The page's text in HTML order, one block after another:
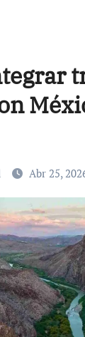
Abr 25,